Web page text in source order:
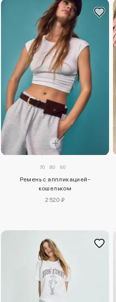
70 80 90
Ремень с аппликацией-
кошельком
2520 ₽